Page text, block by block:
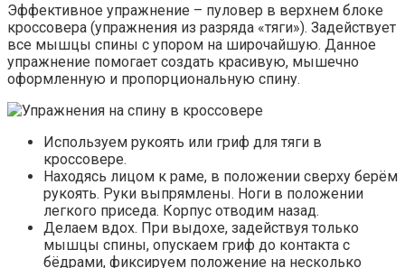
Эффективное упражнение – пуловер в верхнем блоке
кроссовера (упражнения из разряда «тяги»). Задействует
все мышцы спины с упором на широчайшую. Данное
упражнение помогает создать красивую, мышечно
оформленную и пропорциональную спину.
Используем рукоять или гриф для тяги в
кроссовере.
Находясь лицом к раме, в положении сверху берём
рукоять. Руки выпрямлены. Ноги в положении
легкого приседа. Корпус отводим назад.
Делаем вдох. При выдохе, задействуя только
мышцы спины, опускаем гриф до контакта с
бёдрами, фиксируем положение на несколько